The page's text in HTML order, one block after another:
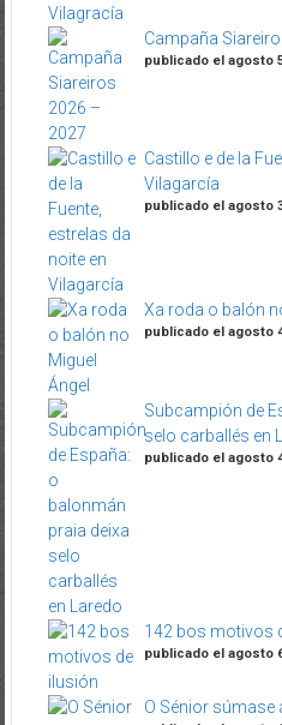
Campaña
publicado el agosto
Castillo e de la
Vilagarcía
publicado el agosto
Xa roda o balón
publicado el agosto
Subcampión de
selo carballés en
publicado el agosto
142 bos motivos
publicado el agosto
O Sénior súmase